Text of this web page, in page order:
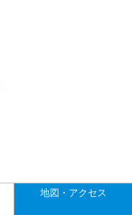
地図・アクセス